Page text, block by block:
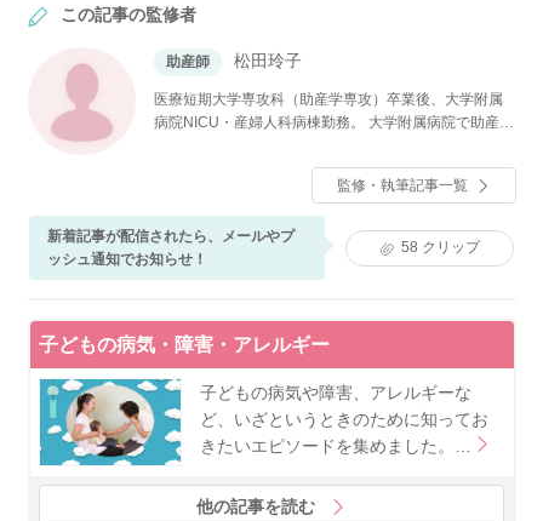
この記事の監修者
助産師 松田玲子
医療短期大学専攻科（助産学専攻）卒業後、大学附属
病院NICU・産婦人科病棟勤務。 大学附属病院で助産師
程修了。その後、私立大学看護学部母性看護学助教を
経て、現在ベビーカレンダーで医療系の記事執筆・監
修に携わる。
監修・執筆記事一覧
新着記事が配信されたら、メールやプ
ッシュ通知でお知らせ！
58 クリップ
子どもの病気・障害・アレルギー
子どもの病気や障害、アレルギーな
ど、いざというときのために知ってお
きたいエピソードを集めました。…
他の記事を読む